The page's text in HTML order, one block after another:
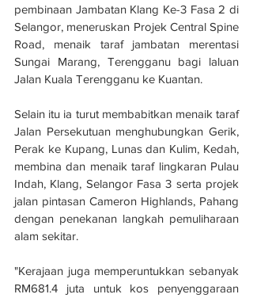
pembinaan Jambatan Klang Ke-3 Fasa 2 di
Selangor, meneruskan Projek Central Spine
Road, menaik taraf jambatan merentasi
Sungai Marang, Terengganu bagi laluan
Jalan Kuala Terengganu ke Kuantan.
Selain itu ia turut membabitkan menaik taraf
Jalan Persekutuan menghubungkan Gerik,
Perak ke Kupang, Lunas dan Kulim, Kedah,
membina dan menaik taraf lingkaran Pulau
Indah, Klang, Selangor Fasa 3 serta projek
jalan pintasan Cameron Highlands, Pahang
dengan penekanan langkah pemuliharaan
alam sekitar.
"Kerajaan juga memperuntukkan sebanyak
RM681.4 juta untuk kos penyenggaraan